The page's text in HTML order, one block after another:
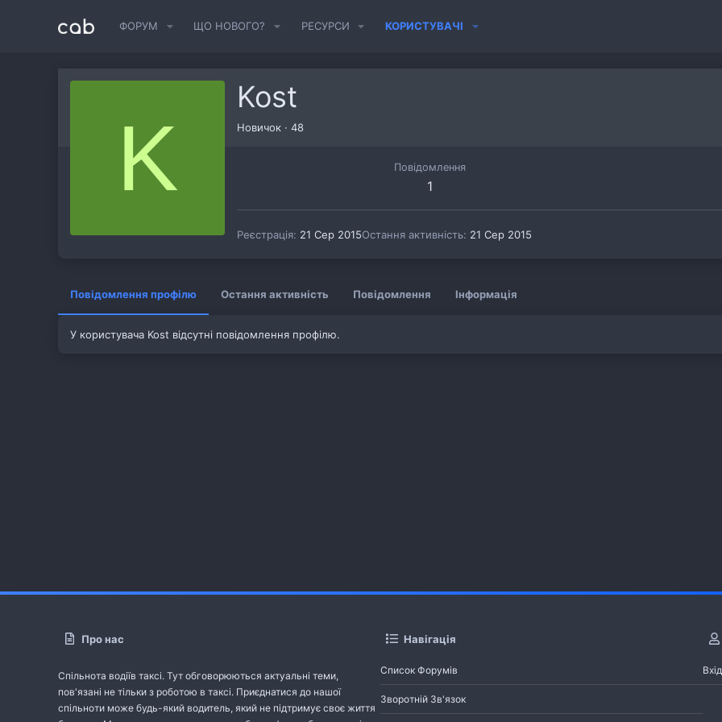
ФОРУМ ЩО НОВОГО? РЕСУРСИ КОРИСТУВАЧІ
K
Kost
Новичок · 48
Повідомлення
1
Реєстрація 21 Сер 2015Остання активність 21 Сер 2015
Повідомлення профілю Остання активність Повідомлення Інформація
У користувача Kost відсутні повідомлення профілю.
Про нас
Спільнота водіїв таксі. Тут обговорюються актуальні теми,
пов'язані не тільки з роботою в таксі. Приєднатися до нашої
спільноти може будь-який водитель, який не підтримує своє життя
Навігація
Список Форумів
Зворотній Зв'язок
Вхід